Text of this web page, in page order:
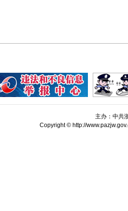
主办：中共
Copyright © http://